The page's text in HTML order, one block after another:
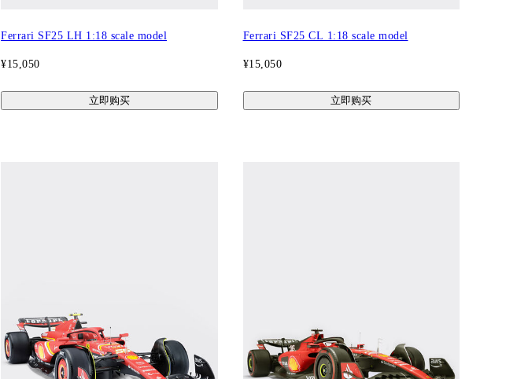
Ferrari SF25 LH 1:18 scale model
¥15,050
立即购买
Ferrari SF25 CL 1:18 scale model
¥15,050
立即购买